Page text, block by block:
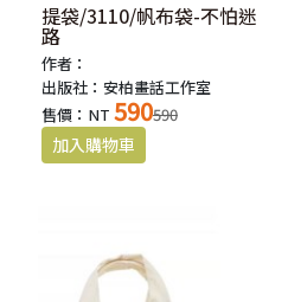
提袋/3110/帆布袋-不怕迷
路
作者：
出版社：安柏畫話工作室
售價：NT 590590